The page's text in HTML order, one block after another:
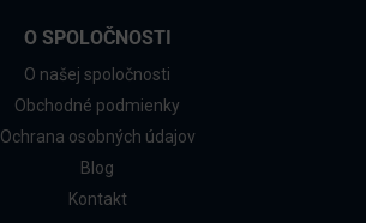
O SPOLOČNOSTI
O našej spoločnosti
Obchodné podmienky
Ochrana osobných údajov
Blog
Kontakt